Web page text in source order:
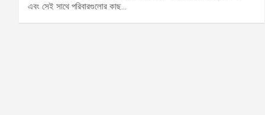
এবং সেই সাথে পরিবারগুলোর কাছ…